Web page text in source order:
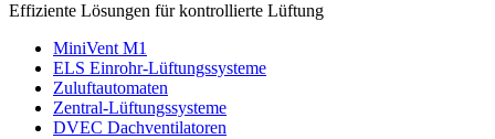
Effiziente Lösungen für kontrollierte Lüftung
MiniVent M1
ELS Einrohr-Lüftungssysteme
Zuluftautomaten
Zentral-Lüftungssysteme
DVEC Dachventilatoren